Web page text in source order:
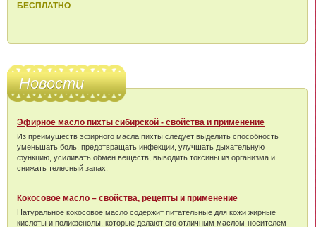
БЕСПЛАТНО
Новости
Эфирное масло пихты сибирской - свойства и применение
Из преимуществ эфирного масла пихты следует выделить способность
уменьшать боль, предотвращать инфекции, улучшать дыхательную
функцию, усиливать обмен веществ, выводить токсины из организма и
снижать телесный запах.
Кокосовое масло – свойства, рецепты и применение
Натуральное кокосовое масло содержит питательные для кожи жирные
кислоты и полифенолы, которые делают его отличным маслом-носителем